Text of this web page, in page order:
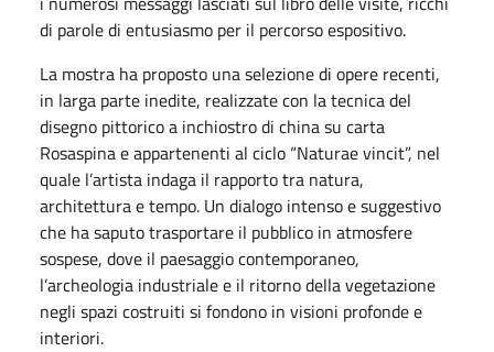
di parole di entusiasmo per il percorso espositivo.
La mostra ha proposto una selezione di opere recenti,
in larga parte inedite, realizzate con la tecnica del
disegno pittorico a inchiostro di china su carta
Rosaspina e appartenenti al ciclo “Naturae vincit”, nel
quale l’artista indaga il rapporto tra natura,
architettura e tempo. Un dialogo intenso e suggestivo
che ha saputo trasportare il pubblico in atmosfere
sospese, dove il paesaggio contemporaneo,
l’archeologia industriale e il ritorno della vegetazione
negli spazi costruiti si fondono in visioni profonde e
interiori.